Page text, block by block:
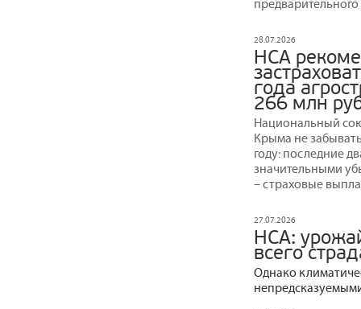
28.07.2026
НСА
года
266 млн
Национальный
Крыма не
году: последние
значительными
– страховые
27.07.2026
НСА:
всего
Однако